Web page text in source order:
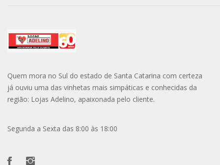
Quem mora no Sul do estado de Santa Catarina com certeza
já ouviu uma das vinhetas mais simpáticas e conhecidas da
região: Lojas Adelino, apaixonada pelo cliente.
Segunda a Sexta das 8:00 às 18:00